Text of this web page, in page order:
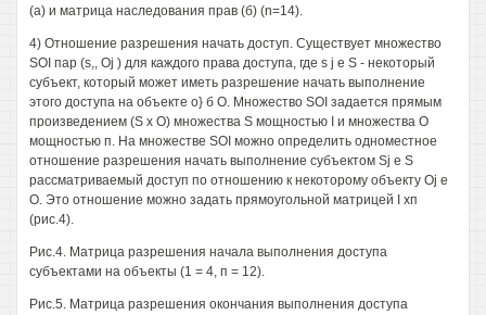
(а) и матрица наследования прав (б) (n=14).
4) Отношение разрешения начать доступ. Существует множество
SOI пар (s,, Oj ) для каждого права доступа, где s j е S - некоторый
субъект, который может иметь разрешение начать выполнение
этого доступа на объекте о} б О. Множество SOI задается прямым
произведением (S х О) множества S мощностью I и множества О
мощностью п. На множестве SOI можно определить одноместное
отношение разрешения начать выполнение субъектом Sj е S
рассматриваемый доступ по отношению к некоторому объекту Oj е
О. Это отношение можно задать прямоугольной матрицей I хп
(рис.4).
Рис.4. Матрица разрешения начала выполнения доступа
субъектами на объекты (1 = 4, п = 12).
Рис.5. Матрица разрешения окончания выполнения доступа